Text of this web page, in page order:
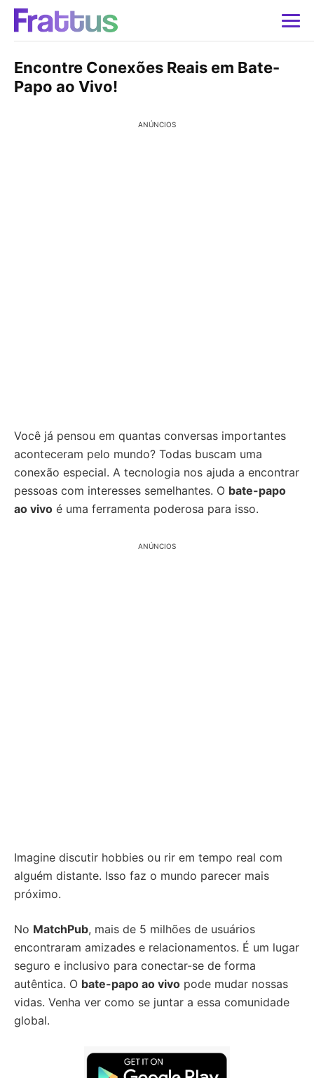
Encontre Conexões Reais em Bate-
Papo ao Vivo!
ANÚNCIOS
Você já pensou em quantas conversas importantes
aconteceram pelo mundo? Todas buscam uma
conexão especial. A tecnologia nos ajuda a encontrar
pessoas com interesses semelhantes. O bate-papo
ao vivo é uma ferramenta poderosa para isso.
ANÚNCIOS
Imagine discutir hobbies ou rir em tempo real com
alguém distante. Isso faz o mundo parecer mais
próximo.
No MatchPub, mais de 5 milhões de usuários
encontraram amizades e relacionamentos. É um lugar
seguro e inclusivo para conectar-se de forma
autêntica. O bate-papo ao vivo pode mudar nossas
vidas. Venha ver como se juntar a essa comunidade
global.